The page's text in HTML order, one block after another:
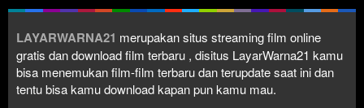
LAYARWARNA21 merupakan situs streaming film online
gratis dan download film terbaru , disitus LayarWarna21 kamu
bisa menemukan film-film terbaru dan terupdate saat ini dan
tentu bisa kamu download kapan pun kamu mau.